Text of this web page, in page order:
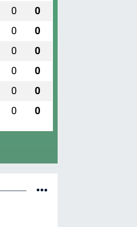
0 0
0 0
0 0
0 0
0 0
0 0